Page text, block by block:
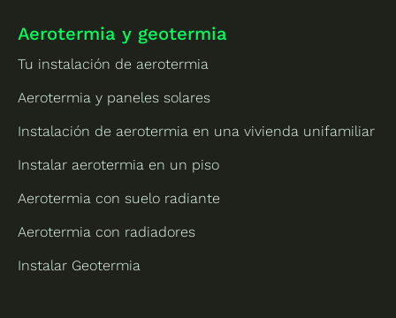
Aerotermia y geotermia
Tu instalación de aerotermia
Aerotermia y paneles solares
Instalación de aerotermia en una vivienda unifamiliar
Instalar aerotermia en un piso
Aerotermia con suelo radiante
Aerotermia con radiadores
Instalar Geotermia